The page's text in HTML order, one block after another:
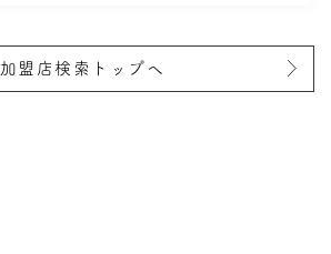
加盟店検索トップへ